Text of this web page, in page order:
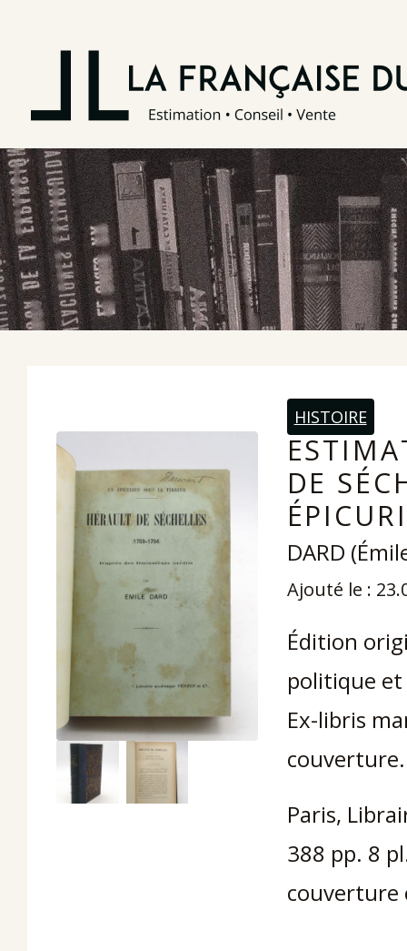
HISTOIRE
DE
DARD
Ajouté le :
Édition
politique et
Ex-libris
couverture.
Paris,
388 pp. 8
couverture